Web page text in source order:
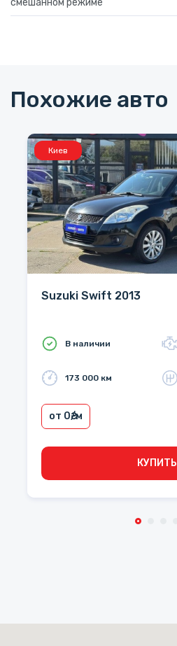
смешанном режиме
Похожие авто
Киев
Suzuki Swift 2013
В наличии
173 000 км
от 0₴/м
КУПИТЬ